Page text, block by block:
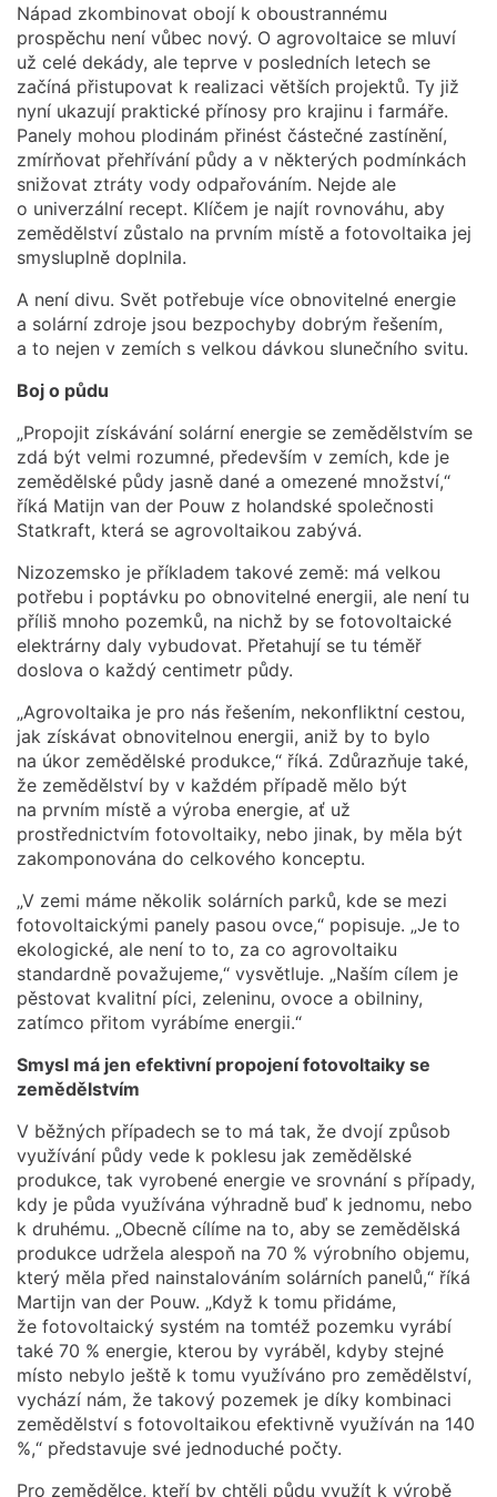
Nápad zkombinovat obojí k oboustrannému
prospěchu není vůbec nový. O agrovoltaice se mluví
už celé dekády, ale teprve v posledních letech se
začíná přistupovat k realizaci větších projektů. Ty již
nyní ukazují praktické přínosy pro krajinu i farmáře.
Panely mohou plodinám přinést částečné zastínění,
zmírňovat přehřívání půdy a v některých podmínkách
snižovat ztráty vody odpařováním. Nejde ale
o univerzální recept. Klíčem je najít rovnováhu, aby
zemědělství zůstalo na prvním místě a fotovoltaika jej
smysluplně doplnila.
A není divu. Svět potřebuje více obnovitelné energie
a solární zdroje jsou bezpochyby dobrým řešením,
a to nejen v zemích s velkou dávkou slunečního svitu.
Boj o půdu
„Propojit získávání solární energie se zemědělstvím se
zdá být velmi rozumné, především v zemích, kde je
zemědělské půdy jasně dané a omezené množství,“
říká Matijn van der Pouw z holandské společnosti
Statkraft, která se agrovoltaikou zabývá.
Nizozemsko je příkladem takové země: má velkou
potřebu i poptávku po obnovitelné energii, ale není tu
příliš mnoho pozemků, na nichž by se fotovoltaické
elektrárny daly vybudovat. Přetahují se tu téměř
doslova o každý centimetr půdy.
„Agrovoltaika je pro nás řešením, nekonfliktní cestou,
jak získávat obnovitelnou energii, aniž by to bylo
na úkor zemědělské produkce,“ říká. Zdůrazňuje také,
že zemědělství by v každém případě mělo být
na prvním místě a výroba energie, ať už
prostřednictvím fotovoltaiky, nebo jinak, by měla být
zakomponována do celkového konceptu.
„V zemi máme několik solárních parků, kde se mezi
fotovoltaickými panely pasou ovce,“ popisuje. „Je to
ekologické, ale není to to, za co agrovoltaiku
standardně považujeme,“ vysvětluje. „Naším cílem je
pěstovat kvalitní píci, zeleninu, ovoce a obilniny,
zatímco přitom vyrábíme energii.“
Smysl má jen efektivní propojení fotovoltaiky se
zemědělstvím
V běžných případech se to má tak, že dvojí způsob
využívání půdy vede k poklesu jak zemědělské
produkce, tak vyrobené energie ve srovnání s případy,
kdy je půda využívána výhradně buď k jednomu, nebo
k druhému. „Obecně cílíme na to, aby se zemědělská
produkce udržela alespoň na 70 % výrobního objemu,
který měla před nainstalováním solárních panelů,“ říká
Martijn van der Pouw. „Když k tomu přidáme,
že fotovoltaický systém na tomtéž pozemku vyrábí
také 70 % energie, kterou by vyráběl, kdyby stejné
místo nebylo ještě k tomu využíváno pro zemědělství,
vychází nám, že takový pozemek je díky kombinaci
zemědělství s fotovoltaikou efektivně využíván na 140
%,“ představuje své jednoduché počty.
Pro zemědělce, kteří by chtěli půdu využít k výrobě